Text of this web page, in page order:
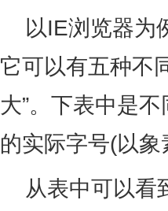
以IE浏览器为
它可以有五种不
大”。下表中是
的实际字号(以象
从表中可以看